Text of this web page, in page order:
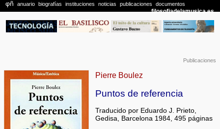
Publicaciones
Pierre Boulez
Puntos de referencia
Traducido por Eduardo J. Prieto,
Gedisa, Barcelona 1984, 495 páginas